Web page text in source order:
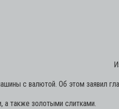
с валютой. Об этом заявил
а также золотыми слитками.